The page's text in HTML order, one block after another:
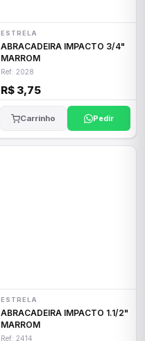
ESTRELA
ABRACADEIRA IMPACTO 3/4"
MARROM
Ref: 2028
R$ 3,75
Carrinho Pedir
ESTRELA
ABRACADEIRA IMPACTO 1.1/2"
MARROM
Ref: 2414